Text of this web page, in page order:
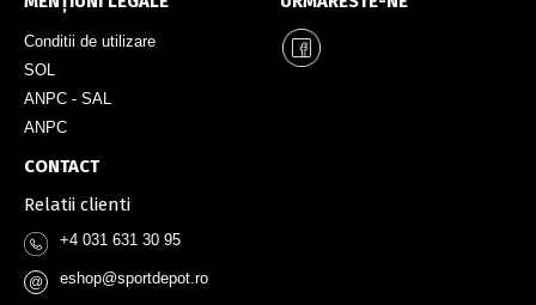
Conditii de utilizare
SOL
ANPC - SAL
ANPC
CONTACT
Relatii clienti
+4 031 631 30 95
@ eshop@sportdepot.ro